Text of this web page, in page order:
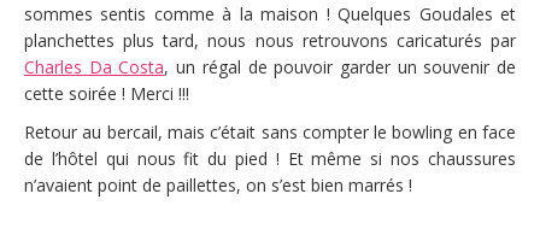
sommes sentis comme à la maison ! Quelques Goudales et
planchettes plus tard, nous nous retrouvons caricaturés par
Charles Da Costa, un régal de pouvoir garder un souvenir de
cette soirée ! Merci !!!
Retour au bercail, mais c’était sans compter le bowling en face
de l’hôtel qui nous fit du pied ! Et même si nos chaussures
n’avaient point de paillettes, on s’est bien marrés !